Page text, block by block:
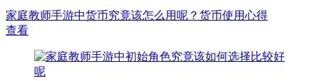
家庭教师手游中货币究竟该怎么用呢？货币使用心得
查看